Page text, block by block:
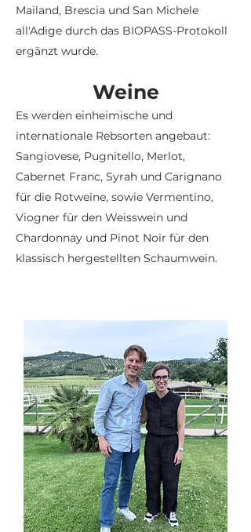
Mailand, Brescia und San Michele
all'Adige durch das BIOPASS-Protokoll
ergänzt wurde.
Weine
Es werden einheimische und
internationale Rebsorten angebaut:
Sangiovese, Pugnitello, Merlot,
Cabernet Franc, Syrah und Carignano
für die Rotweine, sowie Vermentino,
Viogner für den Weisswein und
Chardonnay und Pinot Noir für den
klassisch hergestellten Schaumwein.